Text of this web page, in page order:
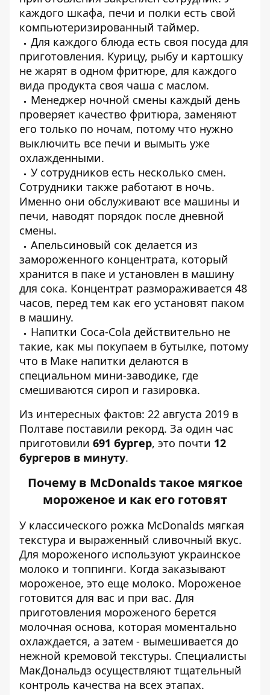
каждого шкафа, печи и полки есть свой
компьютеризированный таймер.
Для каждого блюда есть своя посуда для
приготовления. Курицу, рыбу и картошку
не жарят в одном фритюре, для каждого
вида продукта своя чаша с маслом.
Менеджер ночной смены каждый день
проверяет качество фритюра, заменяют
его только по ночам, потому что нужно
выключить все печи и вымыть уже
охлажденными.
У сотрудников есть несколько смен.
Сотрудники также работают в ночь.
Именно они обслуживают все машины и
печи, наводят порядок после дневной
смены.
Апельсиновый сок делается из
замороженного концентрата, который
хранится в паке и установлен в машину
для сока. Концентрат размораживается 48
часов, перед тем как его установят паком
в машину.
Напитки Coca-Cola действительно не
такие, как мы покупаем в бутылке, потому
что в Маке напитки делаются в
специальном мини-заводике, где
смешиваются сироп и газировка.
Из интересных фактов: 22 августа 2019 в
Полтаве поставили рекорд. За один час
приготовили 691 бургер, это почти 12
бургеров в минуту.
Почему в McDonalds такое мягкое
мороженое и как его готовят
У классического рожка McDonalds мягкая
текстура и выраженный сливочный вкус.
Для мороженого используют украинское
молоко и топпинги. Когда заказывают
мороженое, это еще молоко. Мороженое
готовится для вас и при вас. Для
приготовления мороженого берется
молочная основа, которая моментально
охлаждается, а затем - вымешивается до
нежной кремовой текстуры. Специалисты
МакДональдз осуществляют тщательный
контроль качества на всех этапах.